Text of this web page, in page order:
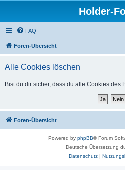
Holder-
FAQ
Foren-Übersicht
Alle Cookies löschen
Bist du dir sicher, dass du alle Cookies des
Foren-Übersicht
Powered by phpBB® Forum
Deutsche Übersetzung
Datenschutz|